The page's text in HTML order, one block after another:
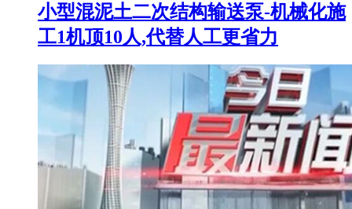
小型混泥土二次结构输送泵-机械化施
工1机顶10人,代替人工更省力